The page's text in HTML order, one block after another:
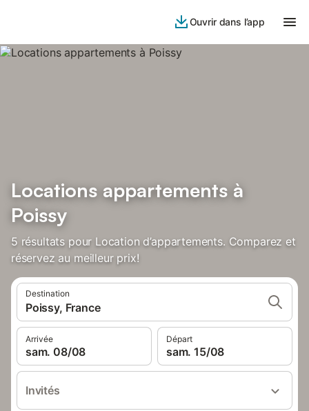
Ouvrir dans l’app
Locations appartements à
Poissy
5 résultats pour Location d’appartements. Comparez et
réservez au meilleur prix!
Destination
Poissy, France
Arrivée
sam. 08/08
Départ
sam. 15/08
Invités